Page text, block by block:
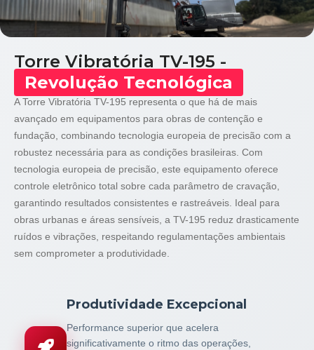
Torre Vibratória TV-195 -
Revolução Tecnológica
A Torre Vibratória TV-195 representa o que há de mais
avançado em equipamentos para obras de contenção e
fundação, combinando tecnologia europeia de precisão com a
robustez necessária para as condições brasileiras. Com
tecnologia europeia de precisão, este equipamento oferece
controle eletrônico total sobre cada parâmetro de cravação,
garantindo resultados consistentes e rastreáveis. Ideal para
obras urbanas e áreas sensíveis, a TV-195 reduz drasticamente
ruídos e vibrações, respeitando regulamentações ambientais
sem comprometer a produtividade.
Produtividade Excepcional
Performance superior que acelera
significativamente o ritmo das operações,